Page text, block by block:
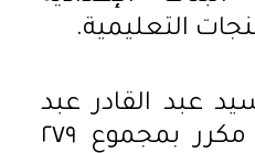
التعليمية.
عبد القادر عبد
المطلب – الأولى مكرر بمجموع ٢٧٩